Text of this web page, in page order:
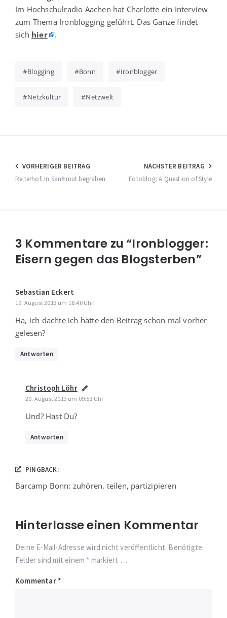
Im Hoch­schul­ra­dio Aachen hat Char­lot­te ein Inter­view
zum The­ma Iron­blog­ging geführt. Das Gan­ze fin­det
sich hier .
Blogging Bonn Ironblogger
Netzkultur Netzwelt
Beitragsnavigation
VORHERIGER BEITRAG
Reiterhof: In Sanftmut begraben
NÄCHSTER BEITRAG
Fotoblog: A Question of Style
3 Kommentare zu “Ironblogger:
Eisern gegen das Blogsterben”
Sebastian Eckert
19. August 2013 um 18:40 Uhr
Ha, ich dach­te ich hät­te den Bei­trag schon mal vor­her
gelesen?
Antworten
Christoph Löhr
20. August 2013 um 09:53 Uhr
Und? Hast Du?
Antworten
PINGBACK:
Barcamp Bonn: zuhören, teilen, partizipieren
Hinterlasse einen Kommentar
Deine E-Mail-Adresse wird nicht veröffentlicht. Benötigte
Felder sind mit einem * markiert …
Kommentar *